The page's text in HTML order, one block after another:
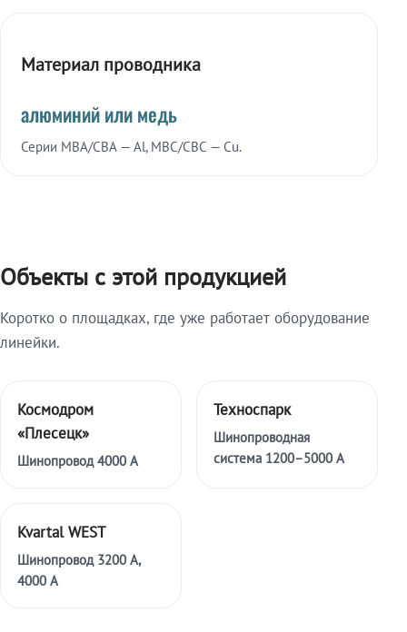
Материал проводника
алюминий или медь
Серии МВА/СВА — Al, МВС/СВС — Cu.
Объекты с этой продукцией
Коротко о площадках, где уже работает оборудование
линейки.
Космодром
«Плесецк»
Шинопровод 4000 А
Техноспарк
Шинопроводная
система 1200–5000 А
Kvartal WEST
Шинопровод 3200 А,
4000 А